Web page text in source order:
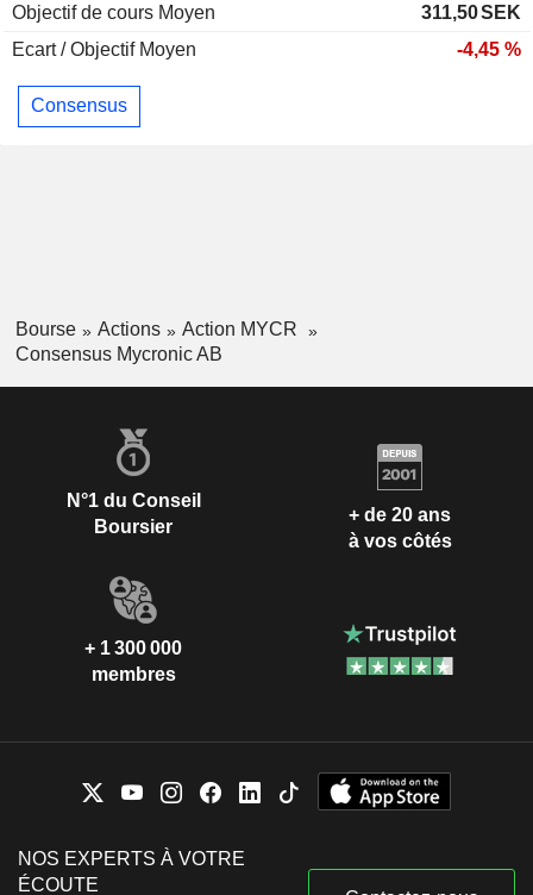
Objectif de cours Moyen
311,50SEK
Ecart / Objectif Moyen
-4,45 %
Consensus
Bourse Actions
Action MYCR
Consensus Mycronic AB
N°1 du Conseil
Boursier
+ de 20 ans
à vos côtés
+ 1 300 000
membres
NOS EXPERTS À VOTRE
ÉCOUTE